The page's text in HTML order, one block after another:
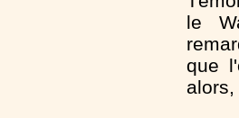
le
que